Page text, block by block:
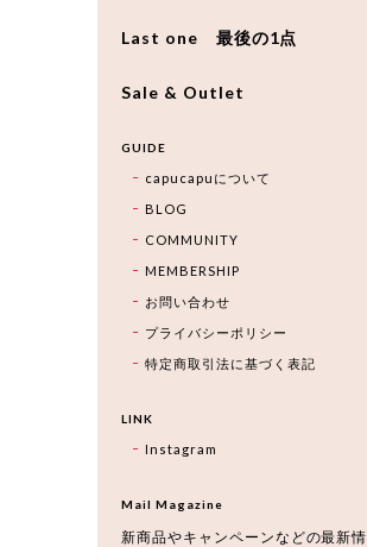
Last one 最後の1点
Sale & Outlet
GUIDE
capucapuについて
BLOG
COMMUNITY
MEMBERSHIP
お問い合わせ
プライバシーポリシー
特定商取引法に基づく表記
LINK
Instagram
Mail Magazine
新商品やキャンペーンなどの最新情